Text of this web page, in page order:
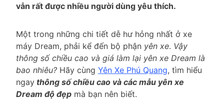
vẫn rất được nhiều người dùng yêu thích.
Một trong những chi tiết dễ hư hỏng nhất ở xe
máy Dream, phải kể đến bộ phận yên xe. Vậy
thông số chiều cao và giá làm lại yên xe Dream là
bao nhiêu? Hãy cùng Yên Xe Phú Quang, tìm hiểu
ngay thông số chiều cao và các mẫu yên xe
Dream độ đẹp mà bạn nên biết.